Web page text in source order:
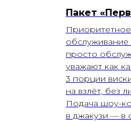
Пакет
Приоритетное
обслуживание
просто
уважают как
3 порции
на взлёт, без
Подача шоу-
в джакузи — в